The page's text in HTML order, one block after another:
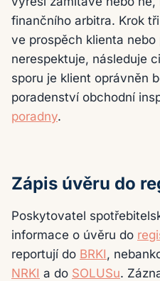
finančního arbitra. Krok
ve prospěch klienta
nerespektuje, následuje
sporu je klient oprávněn
poradenství obchodní
poradny.
Zápis úvěru do
Poskytovatel
informace o úvěru do
reportují do BRKI,
NRKI a do SOLUSu.